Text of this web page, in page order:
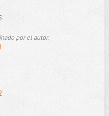
por el autor.